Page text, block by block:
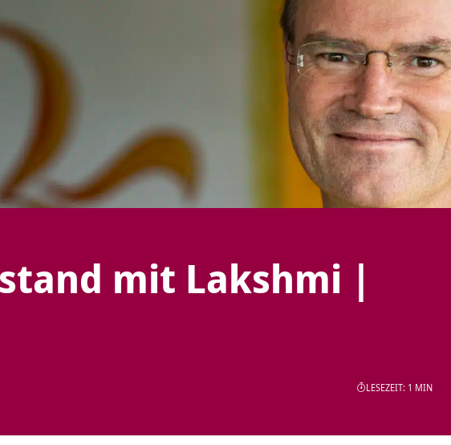
mit Lakshmi |
LESEZEIT: 1 MIN